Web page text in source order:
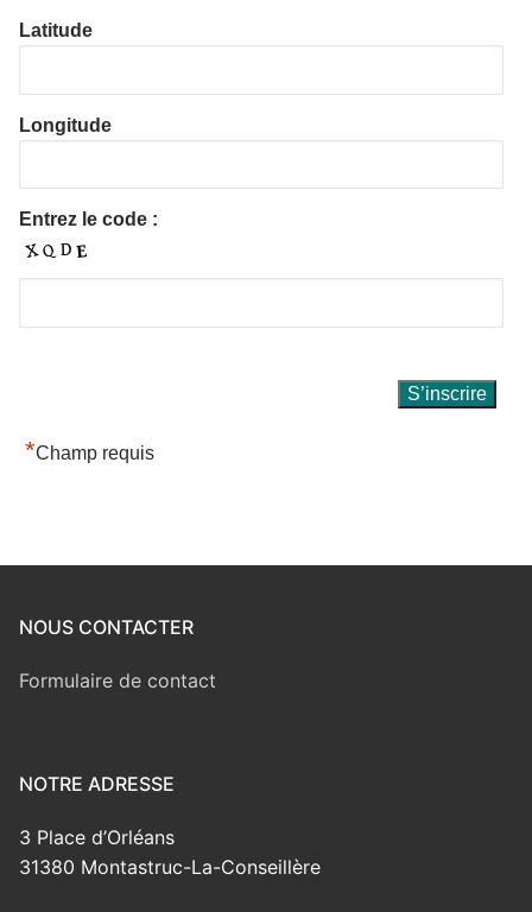
Latitude
Longitude
Entrez le code :
*Champ requis
NOUS CONTACTER
Formulaire de contact
NOTRE ADRESSE
3 Place d’Orléans
31380 Montastruc-La-Conseillère